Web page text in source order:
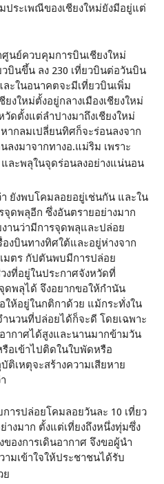
ระเพณีของเชียงใหม่ยังมีอยู่แต่
นย์ควบคุมการบินเชียงใหม่
วบินขึ้น ลง 230 เที่ยวบินต่อวันบิน
ะในอนาคตจะมีเที่ยวบินเพิ่ม
งใหม่ตั้งอยู่กลางเมืองเชียงใหม่
ดตั้งแต่ลำปางมาถึงเชียงใหม่
ากลมเปลี่ยนทิศก็จะร่อนลงจาก
ลงมาจากทางอ.แม่ริม เพราะ
ละพลุในจุดร่อนลงอย่างแน่นอน
ยังพบโคมลอยอยู่เช่นกัน และใน
ดพลุอีก ซึ่งอันตรายอย่างมาก
านว่ามีการจุดพลุและปล่อย
งบินทางทิศใต้และอยู่ห่างจาก
มตร กัปตันพบมีการปล่อย
งที่อยู่ในประกาศจังหวัดที่
พลุได้ จึงอยากขอให้กำนัน
ห้อยู่ในกติกาด้วย แม้กระทั่งใน
นวนที่ปล่อยได้ก็จะดี โดยเฉพาะ
ากาศได้สูงและนานมากข้ามวัน
อเข้าไปติดในใบพัดหรือ
ติเหตุจะสร้างความเสียหาย
ารปล่อยโคมลอยวันละ 10 เที่ยว
างมาก ตั้งแต่เที่ยงถึงหนึ่งทุ่มซึ่ง
ของการเดินอากาศ จึงขอผู้นำ
มเข้าใจให้ประชาชนได้รับ
ย